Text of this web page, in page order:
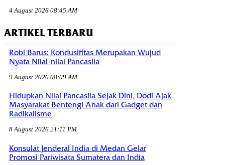
4 August 2026 08:45 AM
ARTIKEL TERBARU
Robi Barus: Kondusifitas Merupakan Wujud
Nyata Nilai-nilai Pancasila
9 August 2026 08:09 AM
Hidupkan Nilai Pancasila Sejak Dini, Dodi Ajak
Masyarakat Bentengi Anak dari Gadget dan
Radikalisme
8 August 2026 21:11 PM
Konsulat Jenderal India di Medan Gelar
Promosi Pariwisata Sumatera dan India